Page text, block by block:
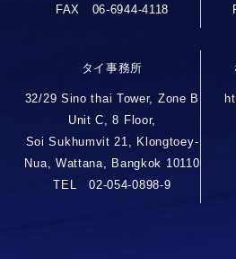
FAX 06-6944-4118
タイ事務所
32/29 Sino thai Tower, Zone B
Unit C, 8 Floor,
Soi Sukhumvit 21, Klongtoey-
Nua, Wattana, Bangkok 10110
TEL 02-054-0898-9